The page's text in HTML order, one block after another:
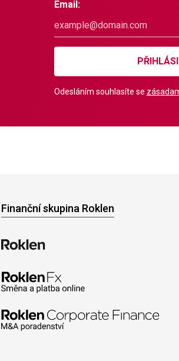
Email:
Odesláním souhlasíte se
Finanční skupina Roklen